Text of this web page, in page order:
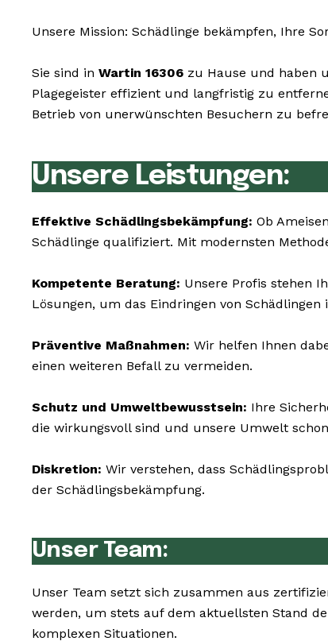
Unsere Mission: Schädlinge bekämpfen, Ihre
Sie sind in Wartin 16306 zu Hause und haben
Plagegeister effizient und langfristig zu
Betrieb von unerwünschten Besuchern zu
Unsere Leistungen:
Effektive Schädlingsbekämpfung: Ob
Schädlinge qualifiziert. Mit modernsten
Kompetente Beratung: Unsere Profis stehen
Lösungen, um das Eindringen von
Präventive Maßnahmen: Wir helfen Ihnen
einen weiteren Befall zu vermeiden.
Schutz und Umweltbewusstsein: Ihre
die wirkungsvoll sind und unsere Umwelt
Diskretion: Wir verstehen, dass
der Schädlingsbekämpfung.
Unser Team:
Unser Team setzt sich zusammen aus
werden, um stets auf dem aktuellsten Stand
komplexen Situationen.